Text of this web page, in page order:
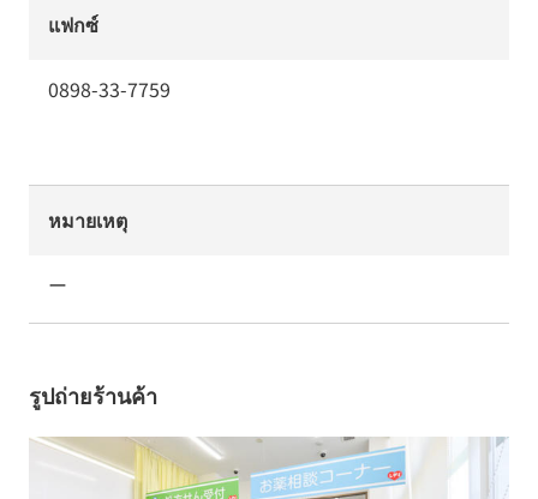
แฟกซ์
0898-33-7759
หมายเหตุ
ー
รูปถ่ายร้านค้า